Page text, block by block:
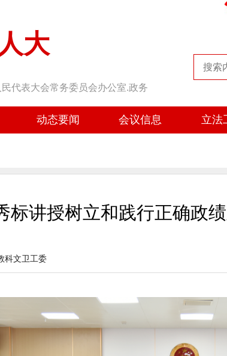
大
代表大会常务委员会办公室.政务
动态要闻 会议信息 立法
标讲授树立和践行正确政
科文卫工委